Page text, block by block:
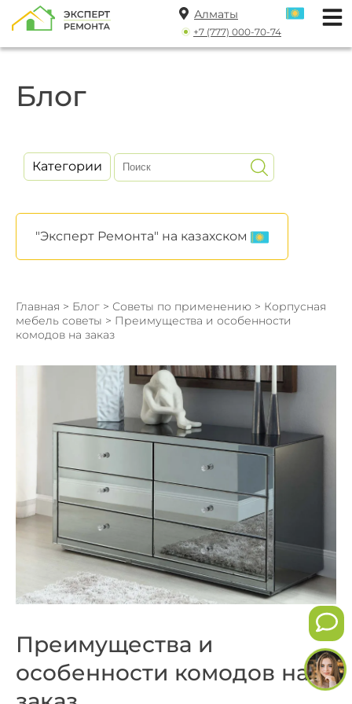
Алматы
+7 (777) 000-70-74
Блог
Категории
"Эксперт Ремонта" на казахском
Главная > Блог > Советы по применению > Корпусная
мебель советы > Преимущества и особенности
комодов на заказ
Преимущества и
особенности комодов на